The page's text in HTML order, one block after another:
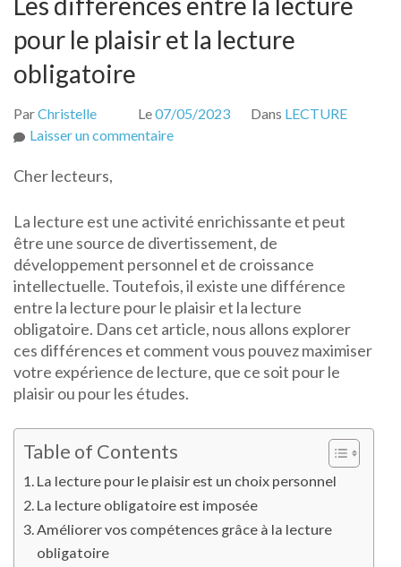
pour le plaisir et la lecture
obligatoire
ParChristelle Le07/05/2023 Dans LECTURE
Laisser un commentairesur
la
lecture
pour
le
plaisir
et
la
lecture
obligatoire
Cher lecteurs,
La lecture est une activité enrichissante et peut
être une source de divertissement, de
développement personnel et de croissance
intellectuelle. Toutefois, il existe une différence
entre la lecture pour le plaisir et la lecture
obligatoire. Dans cet article, nous allons explorer
ces différences et comment vous pouvez maximiser
votre expérience de lecture, que ce soit pour le
plaisir ou pour les études.
Table of Contents
La lecture pour le plaisir est un choix personnel
La lecture obligatoire est imposée
Améliorer vos compétences grâce à la lecture
obligatoire